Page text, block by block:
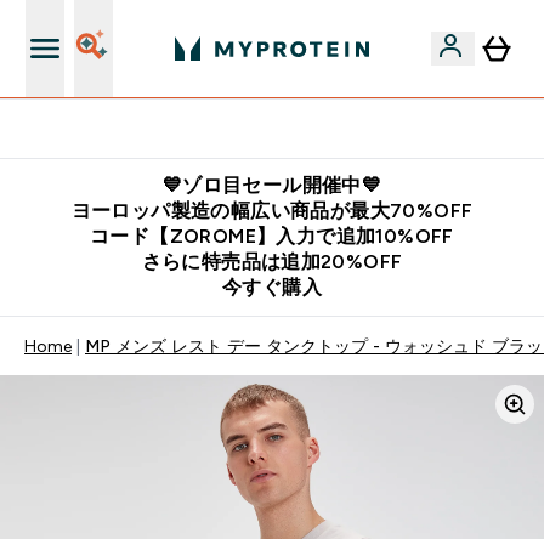
💙ゾロ目セール開催中💙
ヨーロッパ製造の幅広い商品が最大70%OFF
コード【ZOROME】入力で追加10%OFF
さらに特売品は追加20%OFF
今すぐ購入
Home MP メンズ レスト デー タンクトップ - ウォッシュド ブラ